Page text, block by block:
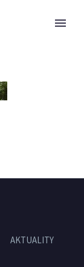
AKTUALITY